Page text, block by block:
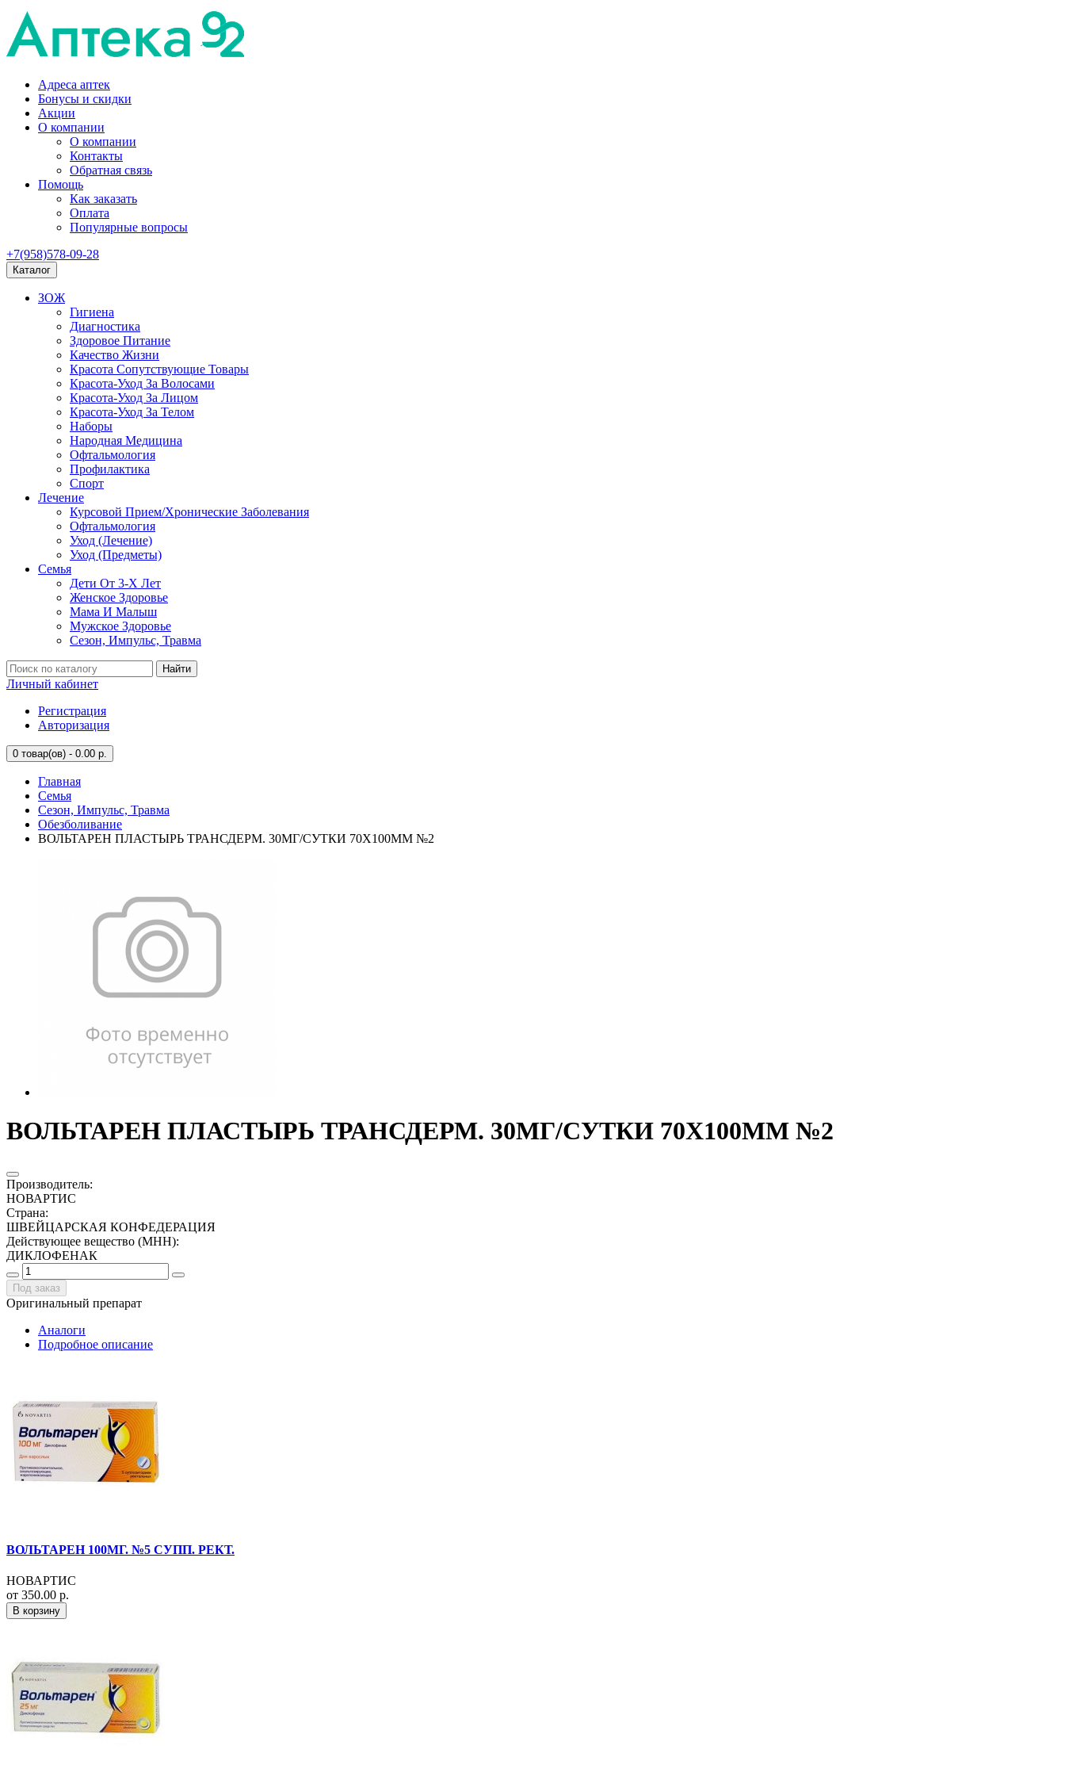
Адреса аптек
Бонусы и скидки
Акции
О компании
О компании
Контакты
Обратная связь
Помощь
Как заказать
Оплата
Популярные вопросы
+7(958)578-09-28
Каталог
ЗОЖ
Гигиена
Диагностика
Здоровое Питание
Качество Жизни
Красота Сопутствующие Товары
Красота-Уход За Волосами
Красота-Уход За Лицом
Красота-Уход За Телом
Наборы
Народная Медицина
Офтальмология
Профилактика
Спорт
Лечение
Курсовой Прием/Хронические Заболевания
Офтальмология
Уход (Лечение)
Уход (Предметы)
Семья
Дети От 3-Х Лет
Женское Здоровье
Мама И Малыш
Мужское Здоровье
Сезон, Импульс, Травма
Найти
Личный кабинет
Регистрация
Авторизация
0 товар(ов) - 0.00 р.
Главная
Семья
Сезон, Импульс, Травма
Обезболивание
ВОЛЬТАРЕН ПЛАСТЫРЬ ТРАНСДЕРМ. 30МГ/СУТКИ 70Х100ММ №2
ВОЛЬТАРЕН ПЛАСТЫРЬ ТРАНСДЕРМ. 30МГ/СУТКИ 70Х100ММ №2
Производитель:
НОВАРТИС
Страна:
ШВЕЙЦАРСКАЯ КОНФЕДЕРАЦИЯ
Действующее вещество (МНН):
ДИКЛОФЕНАК
Под заказ
Оригинальный препарат
Аналоги
Подробное описание
ВОЛЬТАРЕН 100МГ. №5 СУПП. РЕКТ.
НОВАРТИС
от 350.00 р.
В корзину